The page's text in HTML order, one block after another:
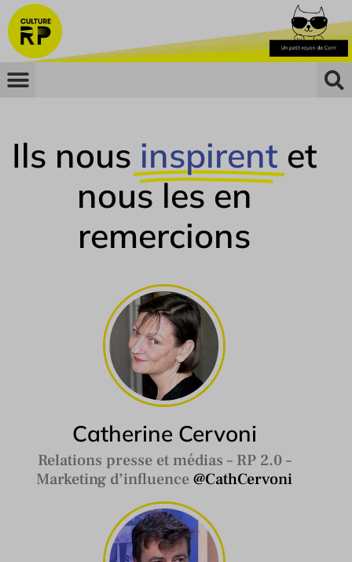
Ils nous inspirent et
nous les en
remercions
Catherine Cervoni
Relations presse et médias – RP 2.0 –
Marketing d’influence@CathCervoni